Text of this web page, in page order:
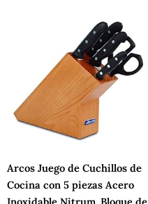
Arcos Juego de Cuchillos de
Cocina con 5 piezas Acero